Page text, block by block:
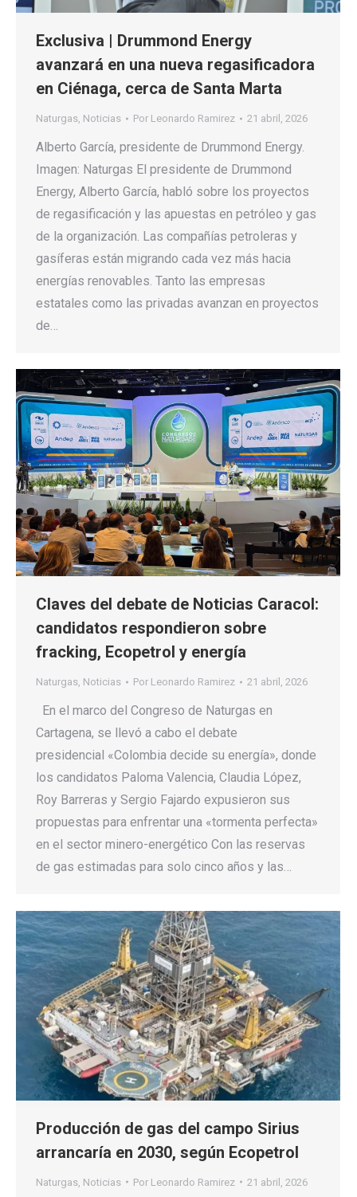
Exclusiva | Drummond Energy
avanzará en una nueva regasificadora
en Ciénaga, cerca de Santa Marta
Naturgas, Noticias Por Leonardo Ramirez 21 abril, 2026
Alberto García, presidente de Drummond Energy.
Imagen: Naturgas El presidente de Drummond
Energy, Alberto García, habló sobre los proyectos
de regasificación y las apuestas en petróleo y gas
de la organización. Las compañías petroleras y
gasíferas están migrando cada vez más hacia
energías renovables. Tanto las empresas
estatales como las privadas avanzan en proyectos
de…
Claves del debate de Noticias Caracol:
candidatos respondieron sobre
fracking, Ecopetrol y energía
Naturgas, Noticias Por Leonardo Ramirez 21 abril, 2026
En el marco del Congreso de Naturgas en
Cartagena, se llevó a cabo el debate
presidencial «Colombia decide su energía», donde
los candidatos Paloma Valencia, Claudia López,
Roy Barreras y Sergio Fajardo expusieron sus
propuestas para enfrentar una «tormenta perfecta»
en el sector minero-energético Con las reservas
de gas estimadas para solo cinco años y las…
Producción de gas del campo Sirius
arrancaría en 2030, según Ecopetrol
Naturgas Noticias Por Leonardo Ramirez 21 abril, 2026